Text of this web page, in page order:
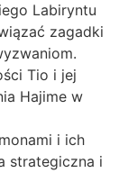
Labiryntu
zagadki
Tio i jej
Hajime w
i ich
strategiczna i